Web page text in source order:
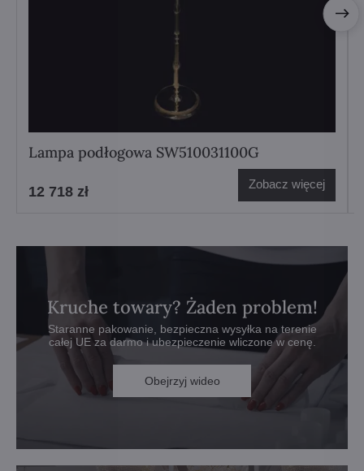
Lampa podłogowa SW510031100G
12 718 zł Zobacz więcej
Kruche towary? Żaden problem!
Staranne pakowanie, bezpieczna wysyłka na terenie
całej UE za darmo i ubezpieczenie wliczone w cenę.
Obejrzyj wideo